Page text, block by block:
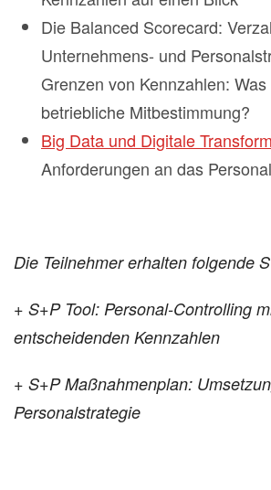
Die Balanced Scorecard:
Unternehmens- und
Grenzen von Kennzahlen:
betriebliche Mitbestimmung?
Big Data und Digitale
Anforderungen an das
Die Teilnehmer erhalten folgende
+ S+P Tool: Personal-Controlling
entscheidenden Kennzahlen
+ S+P Maßnahmenplan:
Personalstrategie